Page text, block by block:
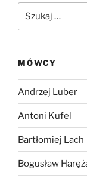
MÓWCY
Andrzej Luber
Antoni Kufel
Bartłomiej Lach
Bogusław